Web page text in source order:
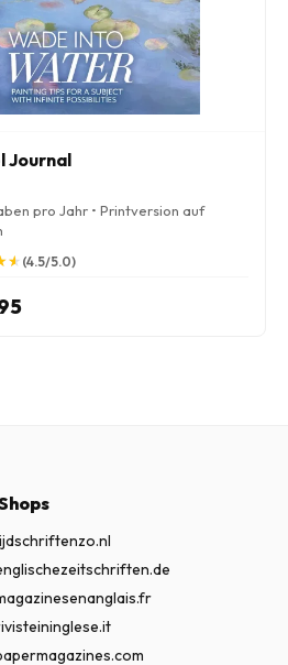
Journal
pro Jahr • Printversion auf
★
★ (4.5/5.0)